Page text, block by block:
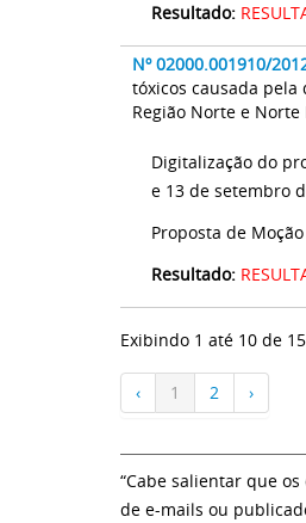
Resultado:
Nº 02000.001910/
tóxicos causada
Região Norte e
Digitalização do
e 13 de setembro
Proposta de
Resultado:
Exibindo 1 até 10 de
‹ 1 2 ›
“Cabe salientar que
de e-mails ou